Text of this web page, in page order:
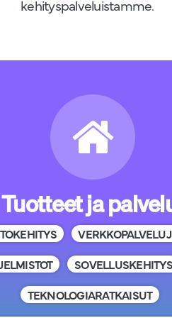
kehityspalveluistamme.
Tuotteet ja
SOVELLUSKEHITYS
TEKNOLOGIARATKAISUT